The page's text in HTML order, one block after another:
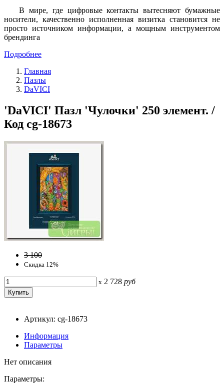
В мире, где цифровые контакты вытесняют бумажные
носители, качественно исполненная визитка становится не
просто источником информации, а мощным инструментом
брендинга
Подробнее
Главная
Пазлы
DaVICI
'DaVICI' Пазл 'Чулочки' 250 элемент. /
Код cg-18673
3 100
Скидка 12%
x 2 728 руб
Артикул: cg-18673
Информация
Параметры
Нет описания
Параметры: